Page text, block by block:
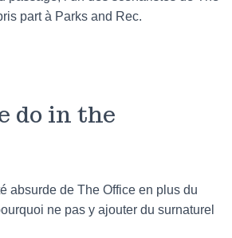
part à Parks and Rec.
do in the
absurde de The Office en plus du
ne pas y ajouter du surnaturel